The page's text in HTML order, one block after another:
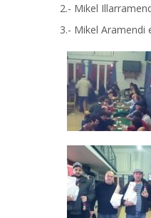
2.- Mikel
3.- Mikel Aramendi